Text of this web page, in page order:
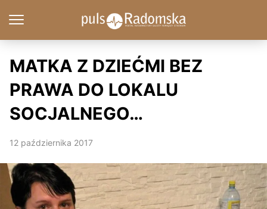
MATKA Z DZIEĆMI BEZ
PRAWA DO LOKALU
SOCJALNEGO…
12 października 2017